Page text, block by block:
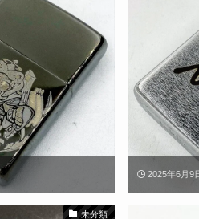
2025年6月9
未分類